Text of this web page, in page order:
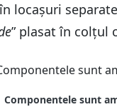
” plasat în colțul